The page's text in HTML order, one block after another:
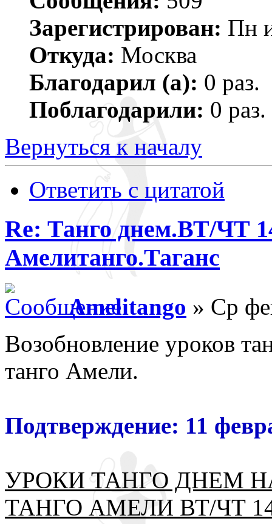
Зарегистрирован: Пн
Откуда: Москва
Благодарил (а): 0 раз.
Поблагодарили: 0 раз.
Вернуться к началу
Ответить с цитатой
Re: Танго днем.ВТ/ЧТ
Амелитанго.Таганс
Amelitango » Ср
Возобновление уроков
танго Амели.
Подтверждение: 11
УРОКИ ТАНГО ДНЕМ
ТАНГО АМЕЛИ ВТ/ЧТ